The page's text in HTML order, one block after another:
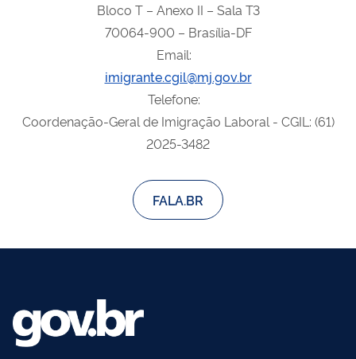
Bloco T – Anexo II – Sala T3
70064-900 – Brasília-DF
Email:
imigrante.cgil@mj.gov.br
Telefone:
Coordenação-Geral de Imigração Laboral - CGIL: (61)
2025-3482
FALA.BR